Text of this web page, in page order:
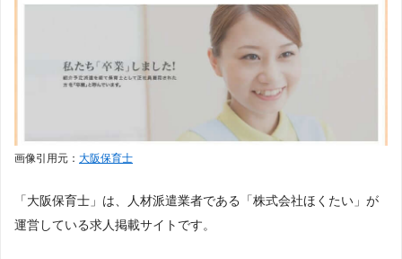
画像引用元： 大阪保育士
「大阪保育士」は、人材派遣業者である「株式会社ほくたい」が
運営している求人掲載サイトです。